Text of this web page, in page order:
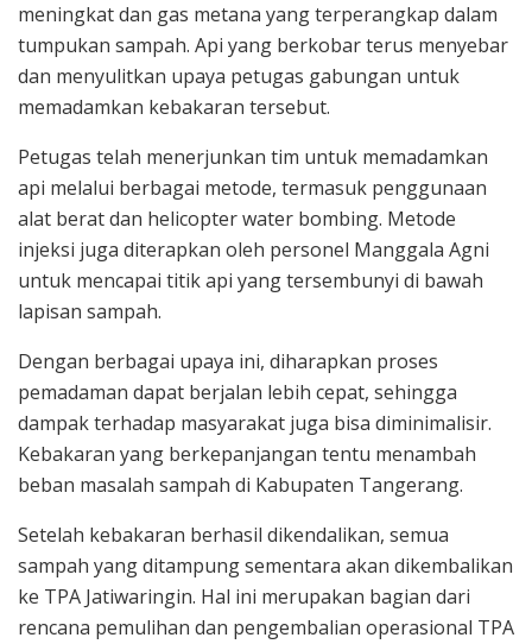
meningkat dan gas metana yang terperangkap dalam
tumpukan sampah. Api yang berkobar terus menyebar
dan menyulitkan upaya petugas gabungan untuk
memadamkan kebakaran tersebut.
Petugas telah menerjunkan tim untuk memadamkan
api melalui berbagai metode, termasuk penggunaan
alat berat dan helicopter water bombing. Metode
injeksi juga diterapkan oleh personel Manggala Agni
untuk mencapai titik api yang tersembunyi di bawah
lapisan sampah.
Dengan berbagai upaya ini, diharapkan proses
pemadaman dapat berjalan lebih cepat, sehingga
dampak terhadap masyarakat juga bisa diminimalisir.
Kebakaran yang berkepanjangan tentu menambah
beban masalah sampah di Kabupaten Tangerang.
Setelah kebakaran berhasil dikendalikan, semua
sampah yang ditampung sementara akan dikembalikan
ke TPA Jatiwaringin. Hal ini merupakan bagian dari
rencana pemulihan dan pengembalian operasional TPA